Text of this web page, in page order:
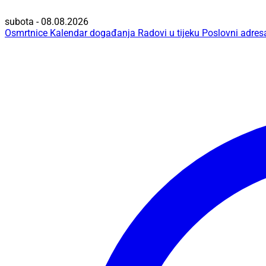
subota - 08.08.2026
Osmrtnice Kalendar događanja Radovi u tijeku Poslovni